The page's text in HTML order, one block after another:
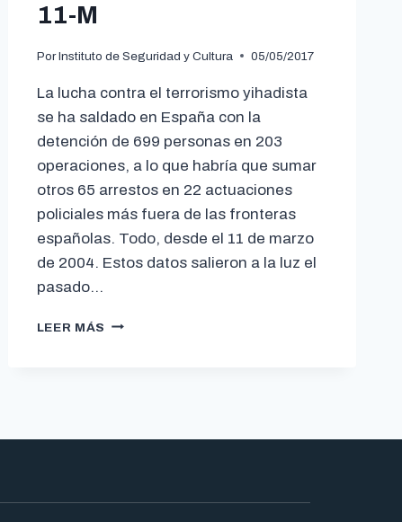
11-M
Por Instituto de Seguridad y Cultura 05/05/2017
La lucha contra el terrorismo yihadista
se ha saldado en España con la
detención de 699 personas en 203
operaciones, a lo que habría que sumar
otros 65 arrestos en 22 actuaciones
policiales más fuera de las fronteras
españolas. Todo, desde el 11 de marzo
de 2004. Estos datos salieron a la luz el
pasado…
LEER MÁS